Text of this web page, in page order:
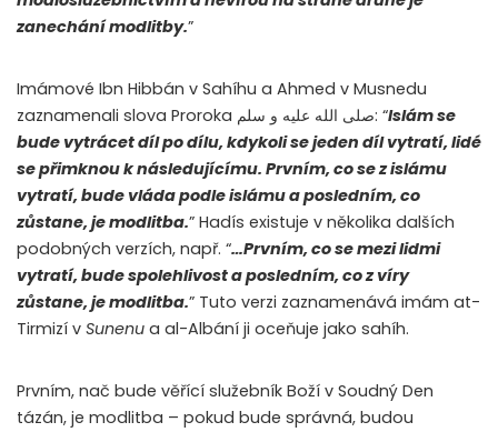
zanechání modlitby.”
Imámové Ibn Hibbán v Sahíhu a Ahmed v Musnedu
zaznamenali slova Proroka صلى الله عليه و سلم: “Islám se
bude vytrácet díl po dílu, kdykoli se jeden díl vytratí, lidé
se přimknou k následujícímu. Prvním, co se z islámu
vytratí, bude vláda podle islámu a posledním, co
zůstane, je modlitba.” Hadís existuje v několika dalších
podobných verzích, např. “…Prvním, co se mezi lidmi
vytratí, bude spolehlivost a posledním, co z víry
zůstane, je modlitba.” Tuto verzi zaznamenává imám at-
Tirmizí v Sunenu a al-Albání ji oceňuje jako sahíh.
Prvním, nač bude věřící služebník Boží v Soudný Den
tázán, je modlitba – pokud bude správná, budou